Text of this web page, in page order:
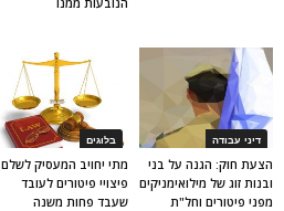
בלוגים
מתי יחויב המעסיק לשלם
פיצויי פיטורים לעובד
שעבד פחות משנה
דיני עבודה
הצעת חוק: הגנה על בני
ובנות זוג של מילואימניקים
מפני פיטורים וחל"ת